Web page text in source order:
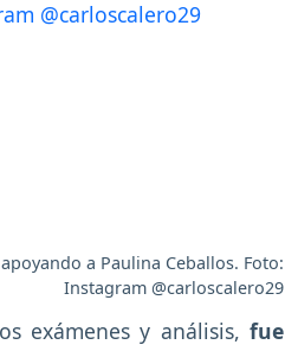
a Paulina Ceballos. Foto:
Instagram @carloscalero29
exámenes y análisis, fue